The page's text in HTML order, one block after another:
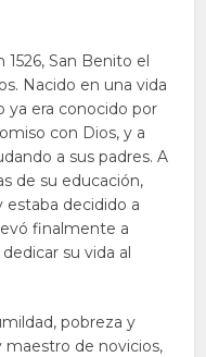
San Benito el
Nacido en una vida
ya era conocido por
con Dios, y a
a sus padres. A
de su educación,
estaba decidido a
finalmente a
su vida al
pobreza y
maestro de novicios,